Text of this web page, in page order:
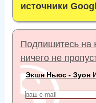
источники
Подпишитесь на
ничего не
Экшн Ньюс - Зуон